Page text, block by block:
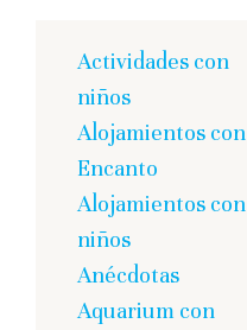
entradas
Actividades con
niños
Alojamientos con
Encanto
Alojamientos con
niños
Anécdotas
Aquarium con